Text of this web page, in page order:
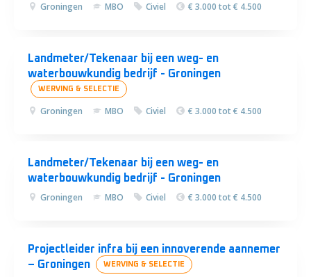
Groningen MBO Civiel € 3.000 tot € 4.500
Landmeter/Tekenaar bij een weg- en
waterbouwkundig bedrijf - Groningen
WERVING & SELECTIE
Groningen MBO Civiel € 3.000 tot € 4.500
Landmeter/Tekenaar bij een weg- en
waterbouwkundig bedrijf - Groningen
Groningen MBO Civiel € 3.000 tot € 4.500
Projectleider infra bij een innoverende aannemer
– Groningen
WERVING & SELECTIE